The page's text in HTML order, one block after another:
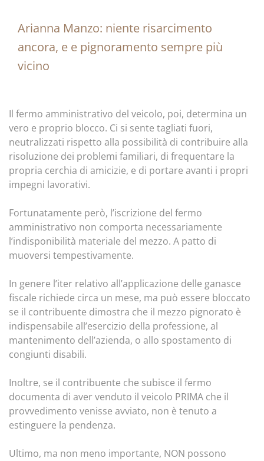
Arianna Manzo: niente risarcimento
ancora, e e pignoramento sempre più
vicino
Il fermo amministrativo del veicolo, poi, determina un
vero e proprio blocco. Ci si sente tagliati fuori,
neutralizzati rispetto alla possibilità di contribuire alla
risoluzione dei problemi familiari, di frequentare la
propria cerchia di amicizie, e di portare avanti i propri
impegni lavorativi.
Fortunatamente però, l’iscrizione del fermo
amministrativo non comporta necessariamente
l’indisponibilità materiale del mezzo. A patto di
muoversi tempestivamente.
In genere l’iter relativo all’applicazione delle ganasce
fiscale richiede circa un mese, ma può essere bloccato
se il contribuente dimostra che il mezzo pignorato è
indispensabile all’esercizio della professione, al
mantenimento dell’azienda, o allo spostamento di
congiunti disabili.
Inoltre, se il contribuente che subisce il fermo
documenta di aver venduto il veicolo PRIMA che il
provvedimento venisse avviato, non è tenuto a
estinguere la pendenza.
Ultimo, ma non meno importante, NON possono